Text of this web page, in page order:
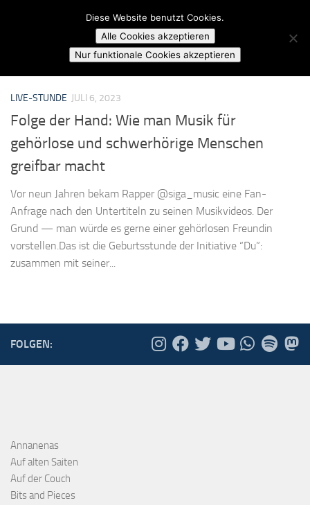
Skip to content
Campusradio Karlsruhe
MARKIERT:SCHWERHÖRIG
LIVE-STUNDE JULI 6, 2023
Folge der Hand: Wie man Musik für
gehörlose und schwerhörige Menschen
greifbar macht
Vor neun Jahren bekam Rapper @siga_music eine Fan-
Anfrage nach den Untertiteln zu seinen Musikvideos. Der
Grund — man würde es gerne einer gehörlosen Freundin
vorstellen.Das ist die Geburtsstunde der Initiative “Du”:
zusammen mit seiner...
FOLGEN:
Annanenas
Auf alten Saiten
Auf der Couch
Bits and Pieces
Diese Website benutzt Cookies.
Alle Cookies akzeptieren
Nur funktionale Cookies akzeptieren